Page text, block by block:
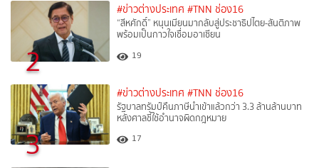
2
#ข่าวต่างประเทศ #TNN ช่อง16
“สีหศักดิ์”​ หนุนเมียนมากลับสู่ประชาธิปไตย-สันติภาพ
พร้อมเป็นกาวใจเชื่อมอาเซียน
19
3
#ข่าวต่างประเทศ #TNN ช่อง16
รัฐบาลทรัมป์คืนภาษีนำเข้าแล้วกว่า 3.3 ล้านล้านบาท
หลังศาลชี้ใช้อำนาจผิดกฎหมาย
17